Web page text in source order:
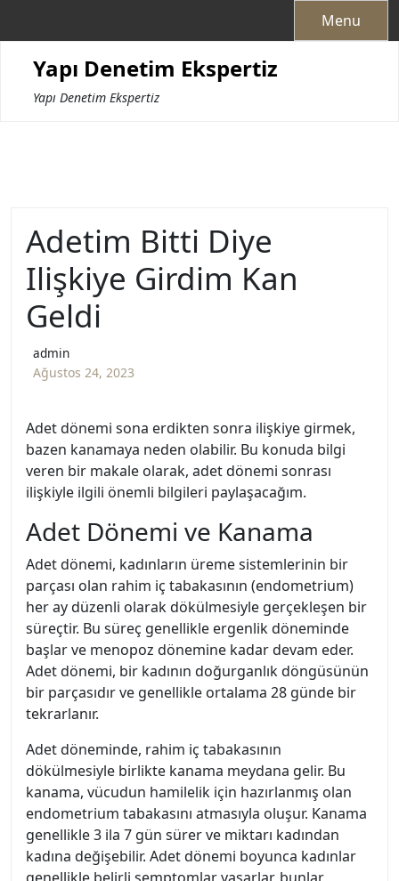
Menu
Yapı Denetim Ekspertiz
Yapı Denetim Ekspertiz
Adetim Bitti Diye
Ilişkiye Girdim Kan
Geldi
admin
Ağustos 24, 2023
Adet dönemi sona erdikten sonra ilişkiye girmek,
bazen kanamaya neden olabilir. Bu konuda bilgi
veren bir makale olarak, adet dönemi sonrası
ilişkiyle ilgili önemli bilgileri paylaşacağım.
Adet Dönemi ve Kanama
Adet dönemi, kadınların üreme sistemlerinin bir
parçası olan rahim iç tabakasının (endometrium)
her ay düzenli olarak dökülmesiyle gerçekleşen bir
süreçtir. Bu süreç genellikle ergenlik döneminde
başlar ve menopoz dönemine kadar devam eder.
Adet dönemi, bir kadının doğurganlık döngüsünün
bir parçasıdır ve genellikle ortalama 28 günde bir
tekrarlanır.
Adet döneminde, rahim iç tabakasının
dökülmesiyle birlikte kanama meydana gelir. Bu
kanama, vücudun hamilelik için hazırlanmış olan
endometrium tabakasını atmasıyla oluşur. Kanama
genellikle 3 ila 7 gün sürer ve miktarı kadından
kadına değişebilir. Adet dönemi boyunca kadınlar